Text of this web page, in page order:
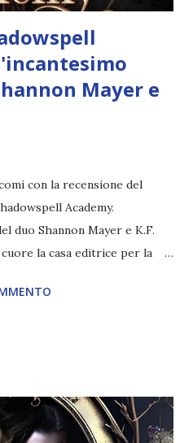
Mayer e
con la recensione del
Academy.
duo Shannon Mayer e K.F.
la casa editrice per la
Shannon Mayer, K.F.
Fanucci Data di
morte sotto forma di invito,
avrebbero potuto